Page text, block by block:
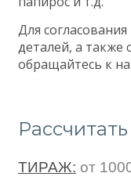
Для
деталей, а также
обращайтесь к
ТИРАЖ: от